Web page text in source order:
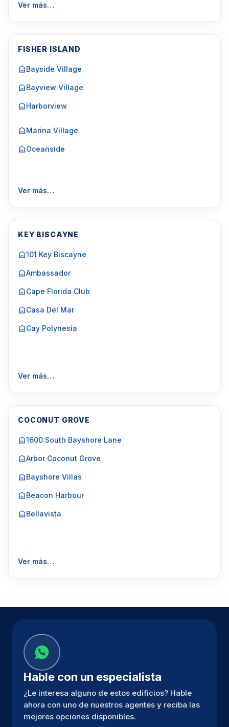
Ver más…
FISHER ISLAND
Bayside Village
Bayview Village
Harborview
Marina Village
Oceanside
Ver más…
KEY BISCAYNE
101 Key Biscayne
Ambassador
Cape Florida Club
Casa Del Mar
Cay Polynesia
Ver más…
COCONUT GROVE
1600 South Bayshore Lane
Arbor Coconut Grove
Bayshore Villas
Beacon Harbour
Bellavista
Ver más…
Hable con un especialista
¿Le interesa alguno de estos edificios? Hable
ahora con uno de nuestros agentes y reciba las
mejores opciones disponibles.